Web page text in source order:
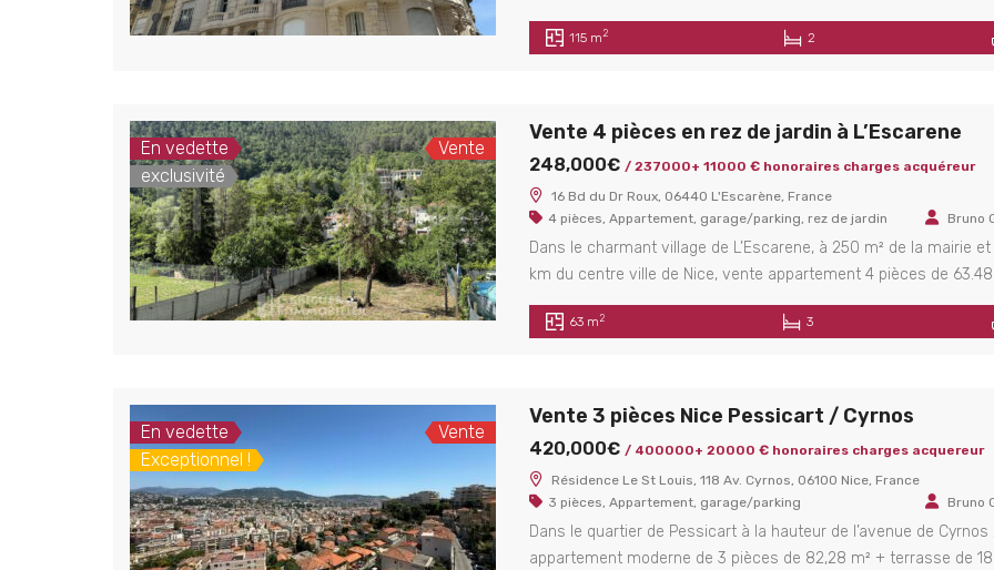
L’appartement situé au 3eme étage avec ascenseur se
115 m 2 2
En vedette
exclusivité
Vente
Vente 4 pièces en rez de jardin à L’Escarene
248,000€ / 237000+ 11000 € honoraires charges acquéreur
16 Bd du Dr Roux, 06440 L'Escarène, France
4 pièces Appartement garage/parking rez de jardin Bruno
Dans le charmant village de L’Escarene, à 250 m² de la mairie
km du centre ville de Nice, vente appartement 4 pièces de 63.48
avec rez de jardin de 144 m². Situé dans une petite copropriété
niveaux comportant 6 lots d’habitation, l’appartement se
63 m 2 3
En vedette
Exceptionnel !
Vente
Vente 3 pièces Nice Pessicart / Cyrnos
420,000€ / 400000+ 20000 € honoraires charges acquereur
Résidence Le St Louis, 118 Av. Cyrnos, 06100 Nice, France
3 pièces, Appartement, garage/parking Bruno
Dans le quartier de Pessicart à la hauteur de l’avenue de Cyrnos ,
appartement moderne de 3 pièces de 82,28 m² + terrasse de 18